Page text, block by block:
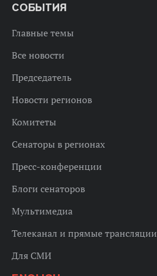
СОБЫТИЯ
Главные темы
Все новости
Председатель
Новости регионов
Комитеты
Сенаторы в регионах
Пресс-конференции
Блоги сенаторов
Мультимедиа
Телеканал и прямые трансляции
Для СМИ